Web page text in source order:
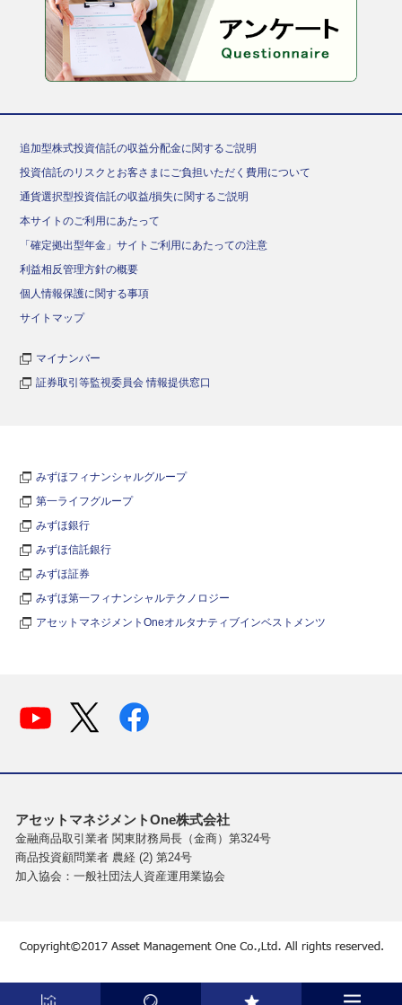
追加型株式投資信託の収益分配金に関するご説明
投資信託のリスクとお客さまにご負担いただく費用について
通貨選択型投資信託の収益/損失に関するご説明
本サイトのご利用にあたって
「確定拠出型年金」サイトご利用にあたっての注意
利益相反管理方針の概要
個人情報保護に関する事項
サイトマップ
マイナンバー
証券取引等監視委員会 情報提供窓口
みずほフィナンシャルグループ
第一ライフグループ
みずほ銀行
みずほ信託銀行
みずほ証券
みずほ第一フィナンシャルテクノロジー
アセットマネジメントOneオルタナティブインベストメンツ
アセットマネジメントOne株式会社
金融商品取引業者 関東財務局長（金商）第324号
商品投資顧問業者 農経 (2) 第24号
加入協会：一般社団法人資産運用業協会